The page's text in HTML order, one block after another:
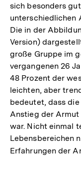
sich besonders
unterschiedlichen
Die in der
Version)
große Gruppe im
vergangenen 26
48 Prozent der
leichten, aber
bedeutet, dass
Anstieg der
war. Nicht einmal
Lebensbereichen
Erfahrungen der